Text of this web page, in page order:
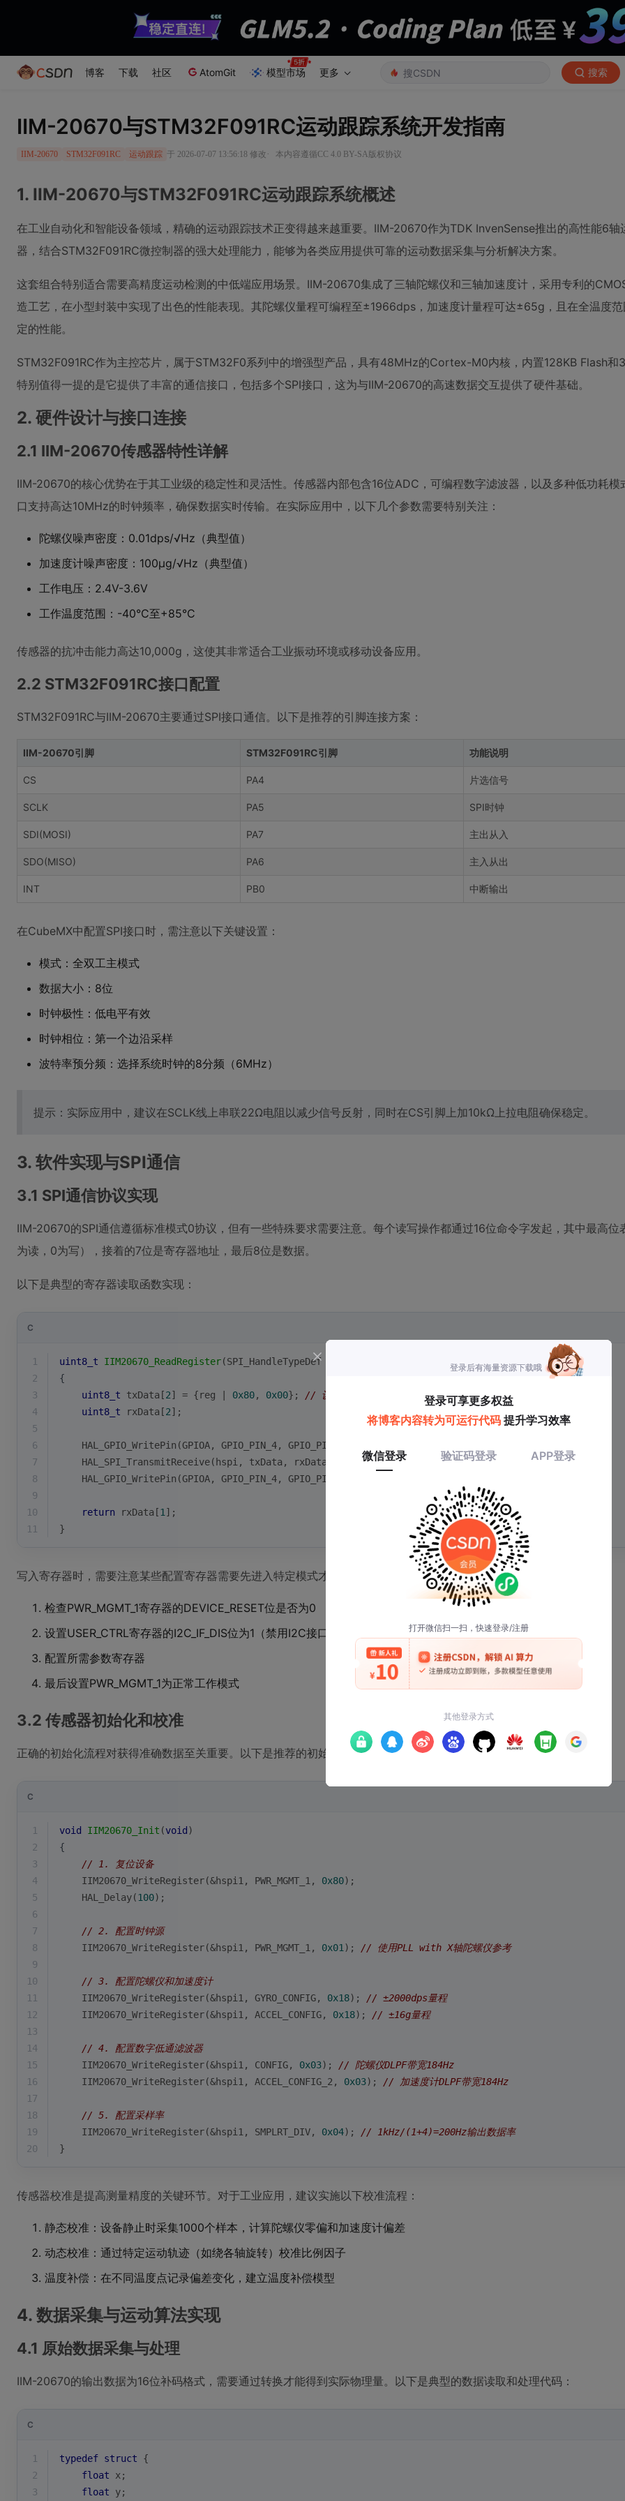
博客 下载 社区 AtomGit 模型市场 更多 搜索
IIM-20670与STM32F091RC运动跟踪系统开发指南
IIM-20670 STM32F091RC 运动跟踪 于 2026-07-07 13:56:18 修改 · 本内容遵循CC 4.0 BY-SA版权协议
1. IIM-20670与STM32F091RC运动跟踪系统概述
在工业自动化和智能设备领域，精确的运动跟踪技术正变得越来越重要。IIM-20670作为TDK InvenSense推出的高性能6轴
器，结合STM32F091RC微控制器的强大处理能力，能够为各类应用提供可靠的运动数据采集与分析解决方案。
这套组合特别适合需要高精度运动检测的中低端应用场景。IIM-20670集成了三轴陀螺仪和三轴加速度计，采用专利的
造工艺，在小型封装中实现了出色的性能表现。其陀螺仪量程可编程至±1966dps，加速度计量程可达±65g，且在全温度
定的性能。
STM32F091RC作为主控芯片，属于STM32F0系列中的增强型产品，具有48MHz的Cortex-M0内核，内置128KB Flash和
特别值得一提的是它提供了丰富的通信接口，包括多个SPI接口，这为与IIM-20670的高速数据交互提供了硬件基础。
2. 硬件设计与接口连接
2.1 IIM-20670传感器特性详解
IIM-20670的核心优势在于其工业级的稳定性和灵活性。传感器内部包含16位ADC，可编程数字滤波器，以及多种低功耗模
口支持高达10MHz的时钟频率，确保数据实时传输。在实际应用中，以下几个参数需要特别关注：
陀螺仪噪声密度：0.01dps/√Hz（典型值）
加速度计噪声密度：100μg/√Hz（典型值）
工作电压：2.4V-3.6V
工作温度范围：-40°C至+85°C
传感器的抗冲击能力高达10,000g，这使其非常适合工业振动环境或移动设备应用。
2.2 STM32F091RC接口配置
STM32F091RC与IIM-20670主要通过SPI接口通信。以下是推荐的引脚连接方案：
IIM-20670引脚 STM32F091RC引脚 功能说明
CS PA4 片选信号
SCLK PA5 SPI时钟
SDI(MOSI) PA7 主出从入
SDO(MISO) PA6 主入从出
INT PB0 中断输出
在CubeMX中配置SPI接口时，需注意以下关键设置：
模式：全双工主模式
数据大小：8位
时钟极性：低电平有效
时钟相位：第一个边沿采样
波特率预分频：选择系统时钟的8分频（6MHz）
提示：实际应用中，建议在SCLK线上串联22Ω电阻以减少信号反射，同时在CS引脚上加10kΩ上拉电阻确保稳定。
3. 软件实现与SPI通信
3.1 SPI通信协议实现
IIM-20670的SPI通信遵循标准模式0协议，但有一些特殊要求需要注意。每个读写操作都通过16位命令字发起，其中最高位
为读，0为写），接着的7位是寄存器地址，最后8位是数据。
以下是典型的寄存器读取函数实现：
C
1 uint8_t IIM20670_ReadRegister(SPI_HandleTypeDef *hspi,
2
{
3
uint8_t txData[2] = {reg | 0x80, 0x00}; // 设置读标志位
4
uint8_t rxData[2];
5
6
    HAL_GPIO_WritePin(GPIOA, GPIO_PIN_4, GPIO_PIN_RESET);
7
    HAL_SPI_TransmitReceive(hspi, txData, rxData,
, HAL_MAX_DELAY);
8
    HAL_GPIO_WritePin(GPIOA, GPIO_PIN_4, GPIO_PIN_SET);
9
10
return rxData[1 ];
11
}
写入寄存器时，需要注意某些配置寄存器需要先进入特定模式才能修改。典型的写入序列如下：
检查PWR_MGMT_1寄存器的DEVICE_RESET位是否为0
设置USER_CTRL寄存器的I2C_IF_DIS位为1（禁用I2C接口）
配置所需参数寄存器
最后设置PWR_MGMT_1为正常工作模式
3.2 传感器初始化和校准
正确的初始化流程对获得准确数据至关重要。以下是推荐的初始化步骤：
C
1 void IIM20670_Init (void )
2
{
3
// 1. 复位设备
4
    IIM20670_WriteRegister(&hspi1, PWR_MGMT_1,
0x80);
5
    HAL_Delay(
100);
6
7
// 2. 配置时钟源
8
    IIM20670_WriteRegister(&hspi1, PWR_MGMT_1,
0x01 ); // 使用PLL with X轴陀螺仪参考
9
10
// 3. 配置陀螺仪和加速度计
11
    IIM20670_WriteRegister(&hspi1, GYRO_CONFIG,
0x18); // ±2000dps量程
12
    IIM20670_WriteRegister(&hspi1, ACCEL_CONFIG,
0x18); // ±16g量程
13
14
// 4. 配置数字低通滤波器
15
    IIM20670_WriteRegister(&hspi1, CONFIG,
0x03); // 陀螺仪DLPF带宽184Hz
16
    IIM20670_WriteRegister(&hspi1, ACCEL_CONFIG_2,
0x03); // 加速度计DLPF带宽184Hz
17
18
// 5. 配置采样率
19
    IIM20670_WriteRegister(&hspi1, SMPLRT_DIV,
0x04); // 1kHz/(1+4)=200Hz输出数据率
20
}
传感器校准是提高测量精度的关键环节。对于工业应用，建议实施以下校准流程：
静态校准：设备静止时采集1000个样本，计算陀螺仪零偏和加速度计偏差
动态校准：通过特定运动轨迹（如绕各轴旋转）校准比例因子
温度补偿：在不同温度点记录偏差变化，建立温度补偿模型
4. 数据采集与运动算法实现
4.1 原始数据采集与处理
IIM-20670的输出数据为16位补码格式，需要通过转换才能得到实际物理量。以下是典型的数据读取和处理代码：
C
1 typedef struct {
2
float x;
3
float y;